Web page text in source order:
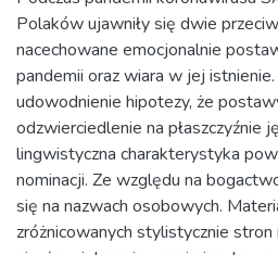
Polaków ujawniły się dwie
nacechowane emocjonalnie
pandemii oraz wiara w jej
udowodnienie hipotezy, że
odzwierciedlenie na płaszczyźnie
lingwistyczna charakterystyka
nominacji. Ze względu na
się na nazwach osobowych.
zróżnicowanych stylistycznie stron